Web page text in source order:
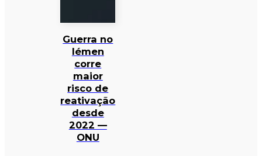
Guerra no
Iémen
corre
maior
risco de
reativação
desde
2022 —
ONU